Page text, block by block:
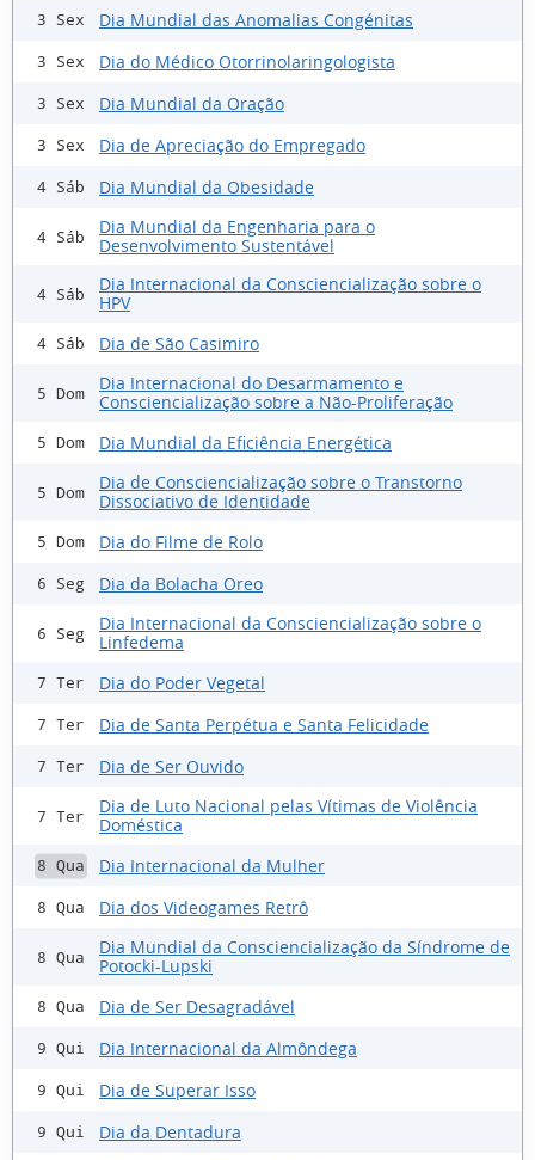
3 Sex Dia Mundial das Anomalias Congénitas
3 Sex Dia do Médico Otorrinolaringologista
3 Sex Dia Mundial da Oração
3 Sex Dia de Apreciação do Empregado
4 Sáb Dia Mundial da Obesidade
4 Sáb
Dia Mundial da Engenharia para o
Desenvolvimento Sustentável
4 Sáb
Dia Internacional da Consciencialização sobre o
HPV
4 Sáb Dia de São Casimiro
5 Dom
Dia Internacional do Desarmamento e
Consciencialização sobre a Não-Proliferação
5 Dom Dia Mundial da Eficiência Energética
5 Dom
Dia de Consciencialização sobre o Transtorno
Dissociativo de Identidade
5 Dom Dia do Filme de Rolo
6 Seg Dia da Bolacha Oreo
6 Seg
Dia Internacional da Consciencialização sobre o
Linfedema
7 Ter Dia do Poder Vegetal
7 Ter Dia de Santa Perpétua e Santa Felicidade
7 Ter Dia de Ser Ouvido
7 Ter
Dia de Luto Nacional pelas Vítimas de Violência
Doméstica
8 Qua Dia Internacional da Mulher
8 Qua Dia dos Videogames Retrô
8 Qua
Dia Mundial da Consciencialização da Síndrome de
Potocki-Lupski
8 Qua Dia de Ser Desagradável
9 Qui Dia Internacional da Almôndega
9 Qui Dia de Superar Isso
9 Qui Dia da Dentadura